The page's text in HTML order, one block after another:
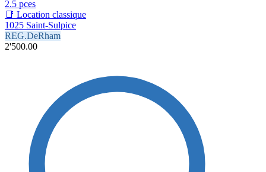
2.5 pces
📑 Location classique
1025 Saint-Sulpice
REG.DeRham
2'500.00